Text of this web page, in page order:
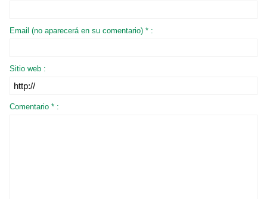
Email (no aparecerá en su comentario) * :
Sitio web :
Comentario * :